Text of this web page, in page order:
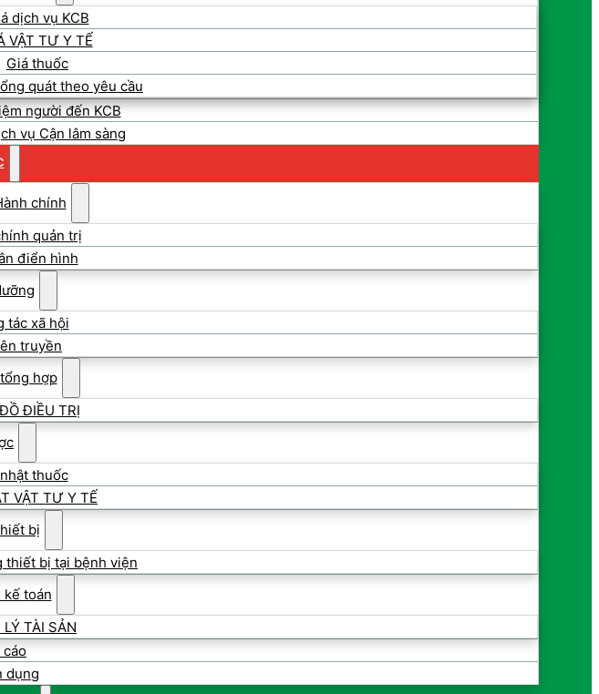
dịch vụ KCB
VẬT TƯ Y TẾ
Giá thuốc
quát theo yêu cầu
người đến KCB
vụ Cận lâm sàng
chính
quản trị
điển hình
tác xã hội
truyền
hợp
ĐIỀU TRỊ
thuốc
VẬT TƯ Y TẾ
bị
thiết bị tại bệnh viện
kế toán
LÝ TÀI SẢN
cáo
dụng